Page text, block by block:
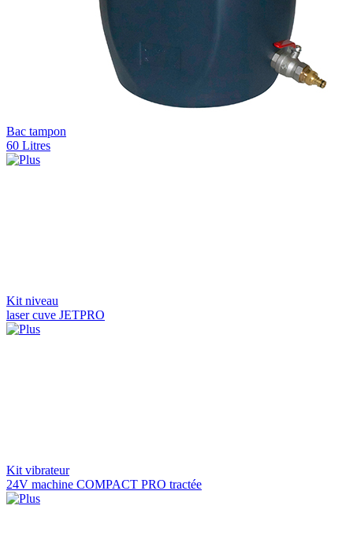
Bac tampon
60 Litres
Kit niveau
laser cuve JETPRO
Kit vibrateur
24V machine COMPACT PRO tractée